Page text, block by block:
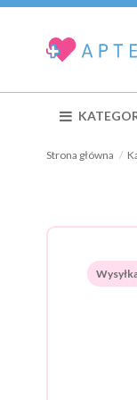
Strona główna